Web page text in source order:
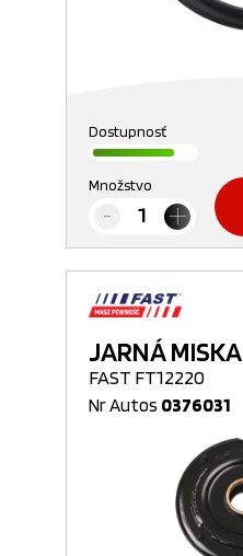
Dostupnosť
Množstvo
JARNÁ MISKA
FAST FT12220
Nr Autos 0376031